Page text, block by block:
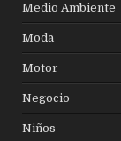
Medio Ambiente
Moda
Motor
Negocio
Niños